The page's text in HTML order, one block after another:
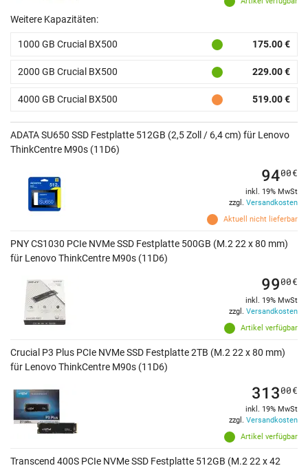
Weitere Kapazitäten:
1000 GB Crucial BX500 175.00 €
2000 GB Crucial BX500 229.00 €
4000 GB Crucial BX500 519.00 €
ADATA SU650 SSD Festplatte 512GB (2,5 Zoll / 6,4 cm) für Lenovo
ThinkCentre M90s (11D6)
Aktuell nicht lieferbar
9400€
inkl. 19% MwSt
zzgl. Versandkosten
PNY CS1030 PCIe NVMe SSD Festplatte 500GB (M.2 22 x 80 mm)
für Lenovo ThinkCentre M90s (11D6)
Artikel verfügbar
9900€
inkl. 19% MwSt
zzgl. Versandkosten
Crucial P3 Plus PCIe NVMe SSD Festplatte 2TB (M.2 22 x 80 mm)
für Lenovo ThinkCentre M90s (11D6)
Artikel verfügbar
31300€
inkl. 19% MwSt
zzgl. Versandkosten
Transcend 400S PCIe NVMe SSD Festplatte 512GB (M.2 22 x 42